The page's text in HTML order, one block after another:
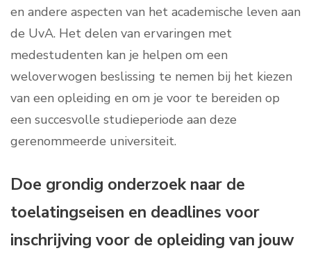
en andere aspecten van het academische leven aan
de UvA. Het delen van ervaringen met
medestudenten kan je helpen om een
weloverwogen beslissing te nemen bij het kiezen
van een opleiding en om je voor te bereiden op
een succesvolle studieperiode aan deze
gerenommeerde universiteit.
Doe grondig onderzoek naar de
toelatingseisen en deadlines voor
inschrijving voor de opleiding van jouw